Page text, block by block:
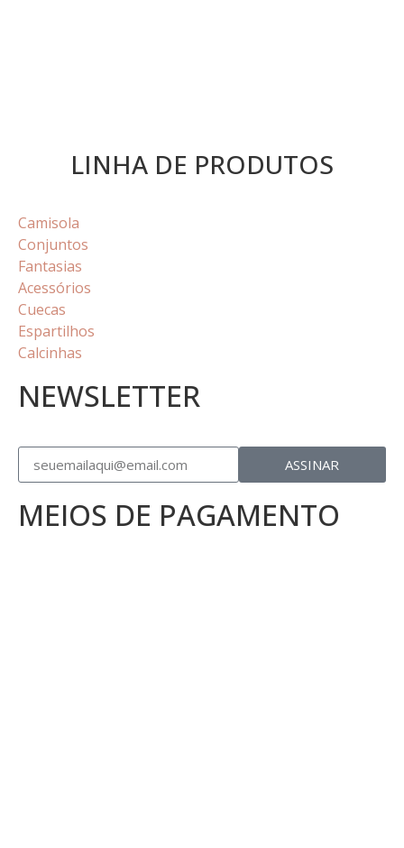
LINHA DE PRODUTOS
Camisola
Conjuntos
Fantasias
Acessórios
Cuecas
Espartilhos
Calcinhas
NEWSLETTER
ASSINAR
MEIOS DE PAGAMENTO